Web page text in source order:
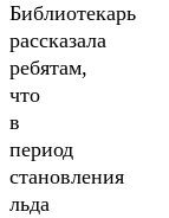
Библиотекарь
рассказала
ребятам,
что
в
период
становления
льда